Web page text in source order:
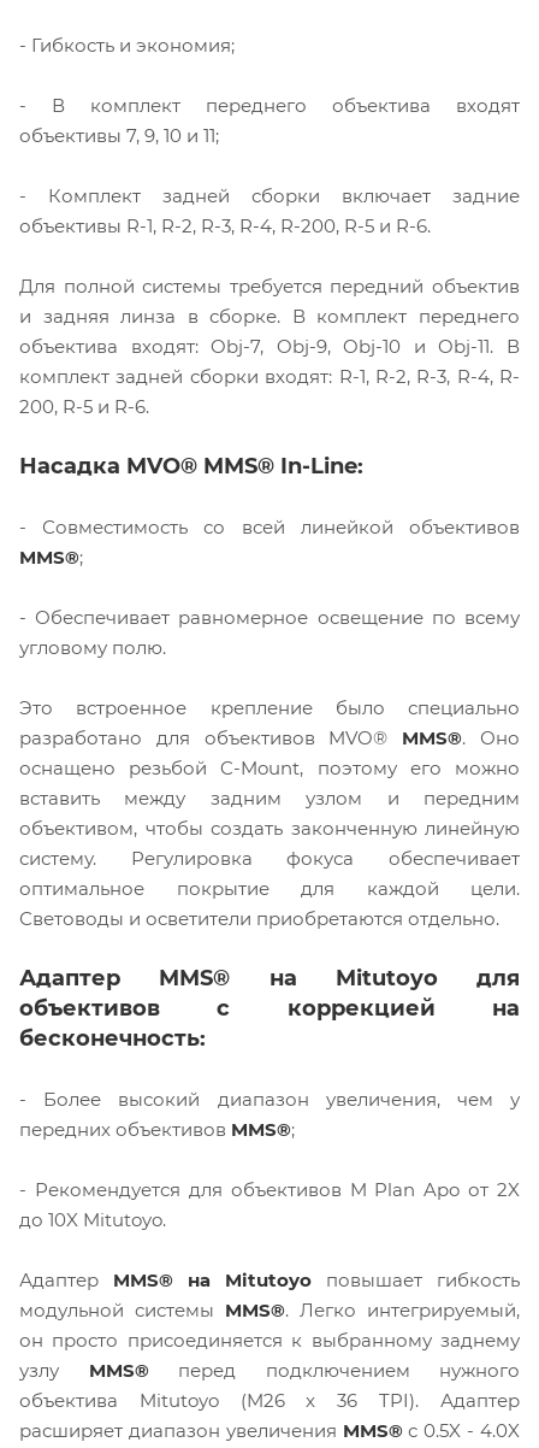
- Гибкость и экономия;
- В комплект переднего объектива входят
объективы 7, 9, 10 и 11;
- Комплект задней сборки включает задние
объективы R-1, R-2, R-3, R-4, R-200, R-5 и R-6.
Для полной системы требуется передний объектив
и задняя линза в сборке. В комплект переднего
объектива входят: Obj-7, Obj-9, Obj-10 и Obj-11. В
комплект задней сборки входят: R-1, R-2, R-3, R-4, R-
200, R-5 и R-6.
Насадка MVO® MMS® In-Line:
- Совместимость со всей линейкой объективов
MMS®;
- Обеспечивает равномерное освещение по всему
угловому полю.
Это встроенное крепление было специально
разработано для объективов MVO® MMS®. Оно
оснащено резьбой C-Mount, поэтому его можно
вставить между задним узлом и передним
объективом, чтобы создать законченную линейную
систему. Регулировка фокуса обеспечивает
оптимальное покрытие для каждой цели.
Световоды и осветители приобретаются отдельно.
Адаптер MMS® на Mitutoyo для
объективов с коррекцией на
бесконечность:
- Более высокий диапазон увеличения, чем у
передних объективов MMS®;
- Рекомендуется для объективов M Plan Apo от 2X
до 10X Mitutoyo.
Адаптер MMS® на Mitutoyo повышает гибкость
модульной системы MMS®. Легко интегрируемый,
он просто присоединяется к выбранному заднему
узлу MMS® перед подключением нужного
объектива Mitutoyo (M26 x 36 TPI). Адаптер
расширяет диапазон увеличения MMS® с 0.5X - 4.0X